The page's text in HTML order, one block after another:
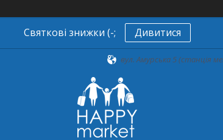
Святкові знижки (-; Дивитися
вул. Амурська 5 (станція